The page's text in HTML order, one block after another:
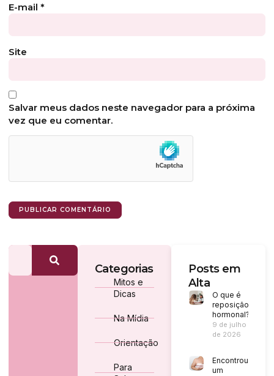
E-mail *
Site
Salvar meus dados neste navegador para a próxima
vez que eu comentar.
Categorias
Mitos e
Dicas
Na Mídia
Orientação
Para
Posts em
Alta
O que é
reposição
hormonal?
9 de julho
de 2026
Encontrou
um